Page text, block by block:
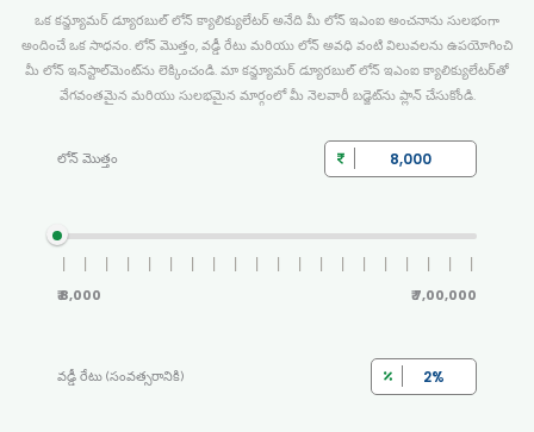
ఒక కన్జ్యూమర్ డ్యూరబుల్ లోన్ క్యాలిక్యులేటర్ అనేది మీ లోన్ ఇఎంఐ అంచనాను సులభంగా
అందించే ఒక సాధనం. లోన్ మొత్తం, వడ్డీ రేటు మరియు లోన్ అవధి వంటి విలువలను ఉపయోగించి
మీ లోన్ ఇన్‌స్టాల్‌మెంట్‌ను లెక్కించండి. మా కన్జ్యూమర్ డ్యూరబుల్ లోన్ ఇఎంఐ క్యాలిక్యులేటర్‌తో
వేగవంతమైన మరియు సులభమైన మార్గంలో మీ నెలవారీ బడ్జెట్‌ను ప్లాన్ చేసుకోండి.
లోన్ మొత్తం
₹ 8,000 ₹ 7,00,000
వడ్డీ రేటు (సంవత్సరానికి)